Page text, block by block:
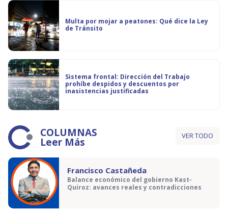
Multa por mojar a peatones: Qué dice la Ley
de Tránsito
Sistema frontal: Dirección del Trabajo
prohíbe despidos y descuentos por
inasistencias justificadas
COLUMNAS
Leer Más VER TODO
Francisco Castañeda
Balance económico del gobierno Kast-
Quiroz: avances reales y contradicciones